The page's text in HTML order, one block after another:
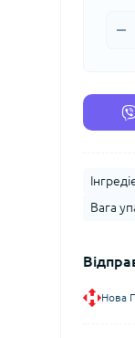
Вага
Нова